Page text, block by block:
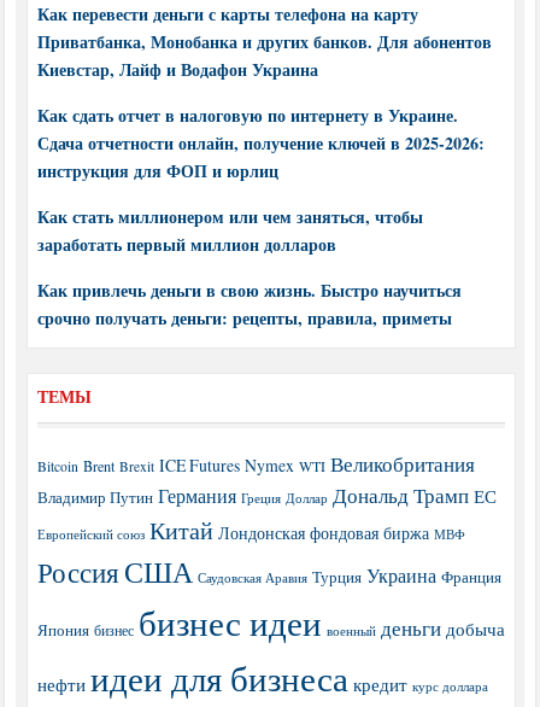
Как перевести деньги с карты телефона на карту
Приватбанка, Монобанка и других банков. Для абонентов
Киевстар, Лайф и Водафон Украина
Как сдать отчет в налоговую по интернету в Украине.
Сдача отчетности онлайн, получение ключей в 2025-2026:
инструкция для ФОП и юрлиц
Как стать миллионером или чем заняться, чтобы
заработать первый миллион долларов
Как привлечь деньги в свою жизнь. Быстро научиться
срочно получать деньги: рецепты, правила, приметы
ТЕМЫ
Bitcoin Brent Brexit ICE Futures Nymex WTI Великобритания
Владимир Путин Германия Греция Доллар Дональд Трамп ЕС
Европейский союз Китай Лондонская фондовая биржа МВФ
РоссияСША Саудовская Аравия Турция Украина Франция
Япония бизнес бизнес идеи военный деньги добыча
нефти идеи для бизнеса кредит курс доллара